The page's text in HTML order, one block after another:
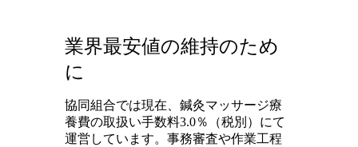
業界最安値の維持のため
に
協同組合では現在、鍼灸マッサージ療
養費の取扱い手数料3.0％（税別）にて
運営しています。事務審査や作業工程